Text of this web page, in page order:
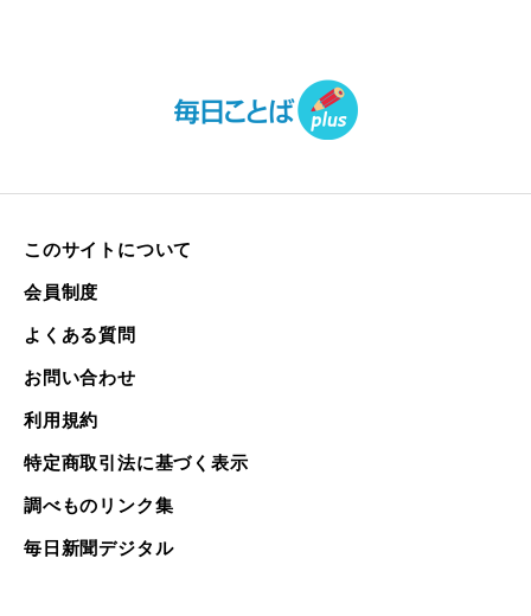
このサイトについて
会員制度
よくある質問
お問い合わせ
利用規約
特定商取引法に基づく表示
調べものリンク集
毎日新聞デジタル